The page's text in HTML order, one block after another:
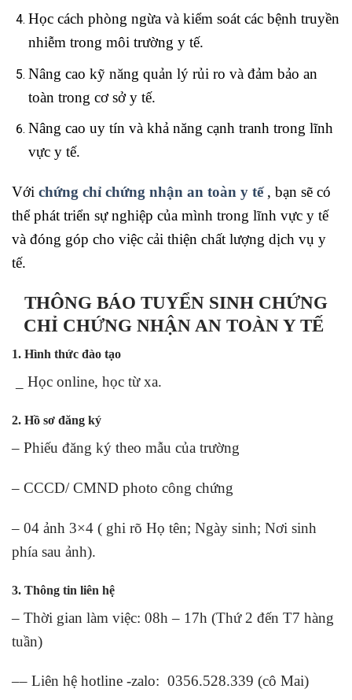
Học cách phòng ngừa và kiểm soát các bệnh truyền
nhiễm trong môi trường y tế.
Nâng cao kỹ năng quản lý rủi ro và đảm bảo an
toàn trong cơ sở y tế.
Nâng cao uy tín và khả năng cạnh tranh trong lĩnh
vực y tế.
Với chứng chỉ chứng nhận an toàn y tế, bạn sẽ có
thể phát triển sự nghiệp của mình trong lĩnh vực y tế
và đóng góp cho việc cải thiện chất lượng dịch vụ y
tế.
THÔNG BÁO TUYỂN SINH CHỨNG
CHỈ CHỨNG NHẬN AN TOÀN Y TẾ
1. Hình thức đào tạo
_ Học online, học từ xa.
2. Hồ sơ đăng ký
– Phiếu đăng ký theo mẫu của trường
– CCCD/ CMND photo công chứng
– 04 ảnh 3×4 ( ghi rõ Họ tên; Ngày sinh; Nơi sinh
phía sau ảnh).
3. Thông tin liên hệ
– Thời gian làm việc: 08h – 17h (Thứ 2 đến T7 hàng
tuần)
–– Liên hệ hotline -zalo: 0356.528.339 (cô Mai)